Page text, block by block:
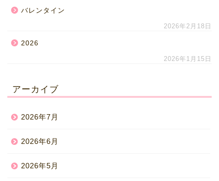
バレンタイン
2026年2月18日
2026
2026年1月15日
アーカイブ
2026年7月
2026年6月
2026年5月